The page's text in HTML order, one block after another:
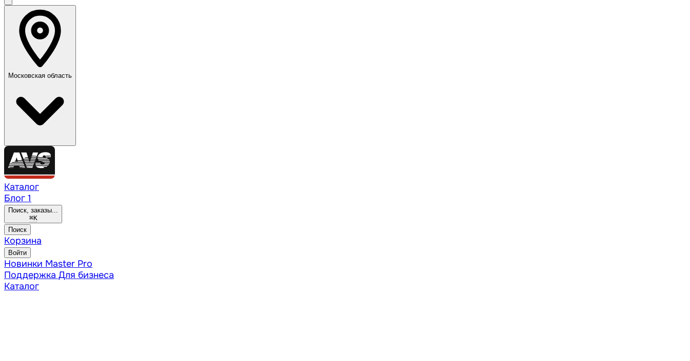
Московская область
Каталог
Блог 1
Поиск, заказы...
⌘K
Поиск
Корзина
Войти
Новинки Master Pro
Поддержка Для бизнеса
Каталог